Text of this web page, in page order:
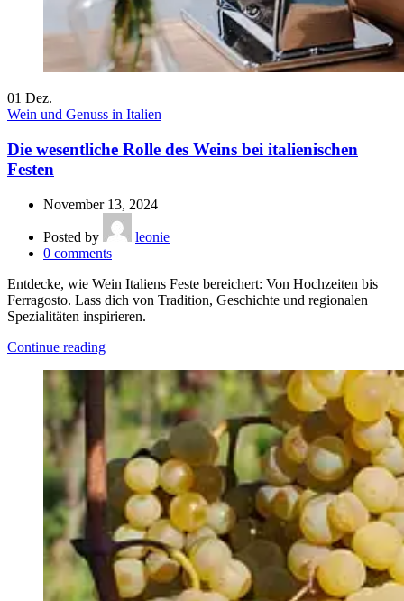
01 Dez.
Wein und Genuss in Italien
Die wesentliche Rolle des Weins bei italienischen
Festen
November 13, 2024
Posted by
leonie
0 comments
Entdecke, wie Wein Italiens Feste bereichert: Von Hochzeiten bis
Ferragosto. Lass dich von Tradition, Geschichte und regionalen
Spezialitäten inspirieren.
Continue reading